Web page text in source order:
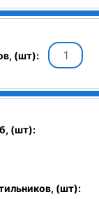
(шт):
(шт):
(шт):